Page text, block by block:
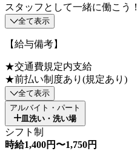
スタッフとして一緒に働こう！
全て表示
【給与備考】
★交通費規定内支給
★前払い制度あり(規定あり)
全て表示
アルバイト・パート
皿洗い・洗い場
シフト制
時給1,400円〜1,750円